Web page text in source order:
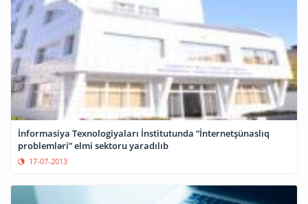
İnformasiya Texnologiyaları İnstitutunda “İnternetşünaslıq
problemləri” elmi sektoru yaradılıb
17-07-2013